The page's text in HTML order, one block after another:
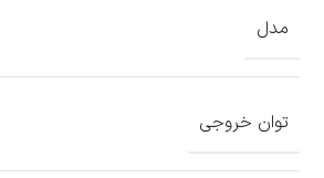
مدل
توان خروجی